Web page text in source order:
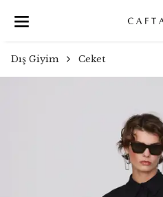
Dış Giyim Ceket